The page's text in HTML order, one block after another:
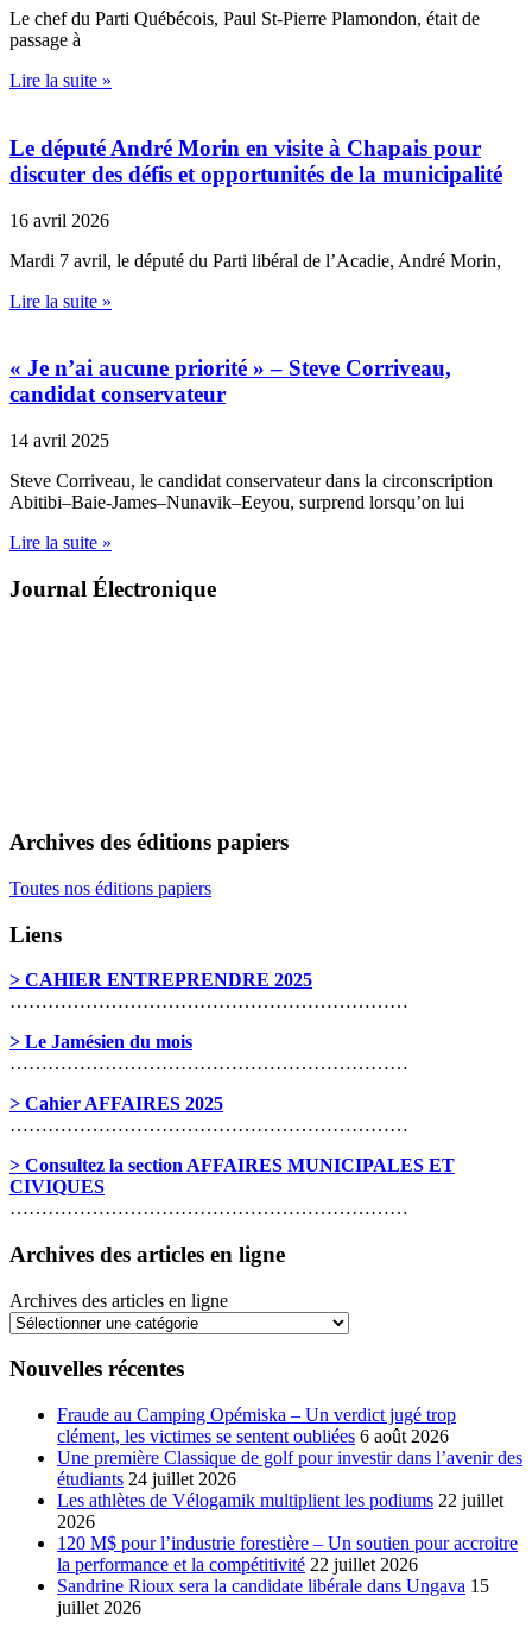
Le chef du Parti Québécois, Paul St-Pierre Plamondon, était de
passage à
Lire la suite »
Le député André Morin en visite à Chapais pour
discuter des défis et opportunités de la municipalité
16 avril 2026
Mardi 7 avril, le député du Parti libéral de l’Acadie, André Morin,
Lire la suite »
« Je n’ai aucune priorité » – Steve Corriveau,
candidat conservateur
14 avril 2025
Steve Corriveau, le candidat conservateur dans la circonscription
Abitibi–Baie-James–Nunavik–Eeyou, surprend lorsqu’on lui
Lire la suite »
Journal Électronique
Archives des éditions papiers
Toutes nos éditions papiers
Liens
> CAHIER ENTREPRENDRE 2025
………………………………………………………
> Le Jamésien du mois
………………………………………………………
> Cahier AFFAIRES 2025
………………………………………………………
> Consultez la section AFFAIRES MUNICIPALES ET
CIVIQUES
………………………………………………………
Archives des articles en ligne
Archives des articles en ligne
Nouvelles récentes
Fraude au Camping Opémiska – Un verdict jugé trop
clément, les victimes se sentent oubliées 6 août 2026
Une première Classique de golf pour investir dans l’avenir des
étudiants 24 juillet 2026
Les athlètes de Vélogamik multiplient les podiums 22 juillet
2026
120 M$ pour l’industrie forestière – Un soutien pour accroitre
la performance et la compétitivité 22 juillet 2026
Sandrine Rioux sera la candidate libérale dans Ungava 15
juillet 2026